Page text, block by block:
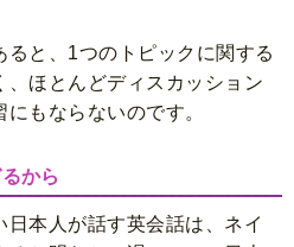
と、1つのトピックに関する
ほとんどディスカッション
もならないのです。
から
本人が話す英会話は、ネイ